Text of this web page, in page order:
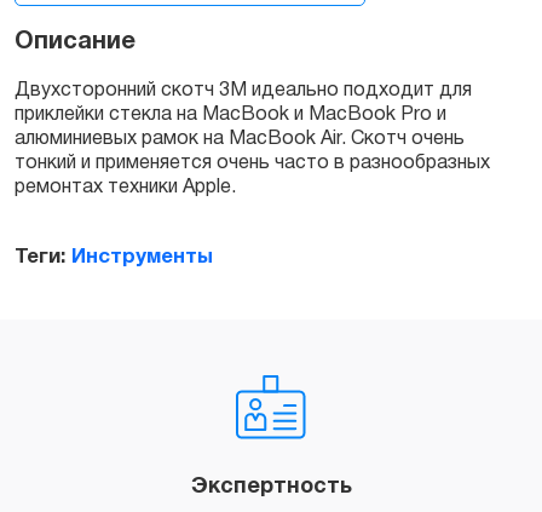
Описание
Двухсторонний скотч 3М идеально подходит для
приклейки стекла на MacBook и MacBook Pro и
алюминиевых рамок на MacBook Air. Скотч очень
тонкий и применяется очень часто в разнообразных
ремонтах техники Apple.
Теги: Инструменты
Экспертность